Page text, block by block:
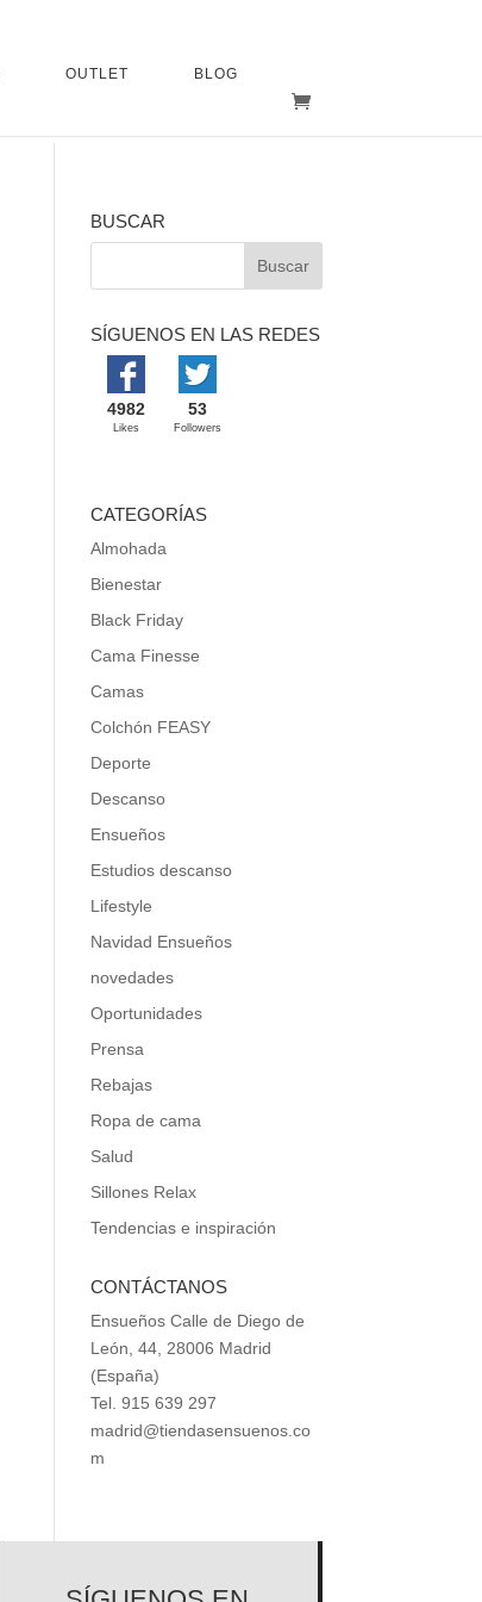
OUTLET BLOG
BUSCAR
SÍGUENOS EN LAS REDES
4982
Likes
53
Followers
CATEGORÍAS
Almohada
Bienestar
Black Friday
Cama Finesse
Camas
Colchón FEASY
Deporte
Descanso
Ensueños
Estudios descanso
Lifestyle
Navidad Ensueños
novedades
Oportunidades
Prensa
Rebajas
Ropa de cama
Salud
Sillones Relax
Tendencias e inspiración
CONTÁCTANOS
Ensueños Calle de Diego de
León, 44, 28006 Madrid
(España)
Tel. 915 639 297
madrid@tiendasensuenos.co
m